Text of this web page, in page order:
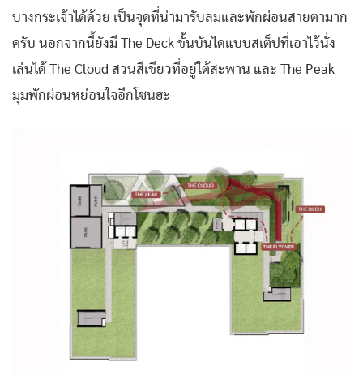
บางกระเจ้าได้ด้วย เป็นจุดที่น่ามารับลมและพักผ่อนสายตามาก
ครับ นอกจากนี้ยังมี The Deck ขั้นบันไดแบบสเต็ปที่เอาไว้นั่ง
เล่นได้ The Cloud สวนสีเขียวที่อยู่ใต้สะพาน และ The Peak
มุมพักผ่อนหย่อนใจอีกโซนฮะ